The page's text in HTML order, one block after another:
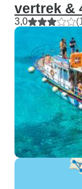
vertrek &
3,0